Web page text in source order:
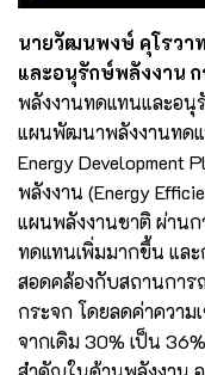
นายวัฒนพงษ์ คุโรว
และอนุรักษ์พลังงาน
พลังงานทดแทนและอนุ
แผนพัฒนาพลังงานทดแ
Energy Development
พลังงาน (Energy
แผนพลังงานชาติ ผ่าน
ทดแทนเพิ่มมากขึ้น แล
สอดคล้องกับสถานกา
กระจก โดยลดค่าความ
จากเดิม 30% เป็น